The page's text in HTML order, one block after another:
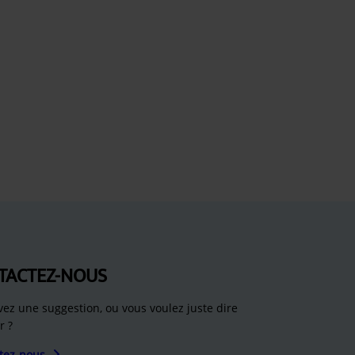
NOUS
une suggestion, ou vous voulez juste dire
?